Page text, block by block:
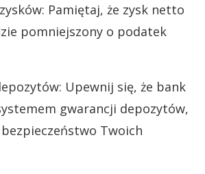
Pamiętaj, że zysk netto
pomniejszony o podatek
Upewnij się, że bank
gwarancji depozytów,
Twoich